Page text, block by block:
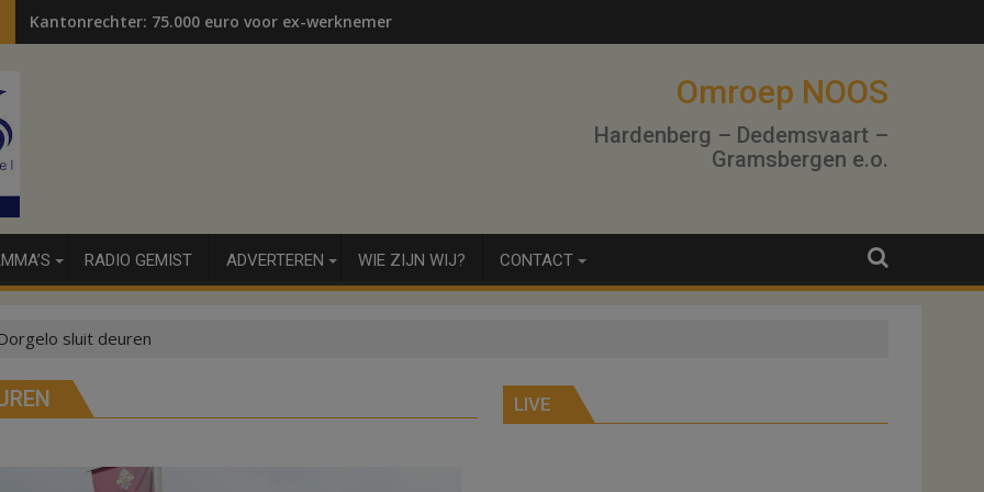
Kantonrechter: 75.000 euro voor ex-werknemers
Omroep NOOS
Hardenberg – Dedemsvaart –
Gramsbergen e.o.
RADIO GEMIST ADVERTEREN WIE ZIJN WIJ? CONTACT
sluit deuren
LIVE